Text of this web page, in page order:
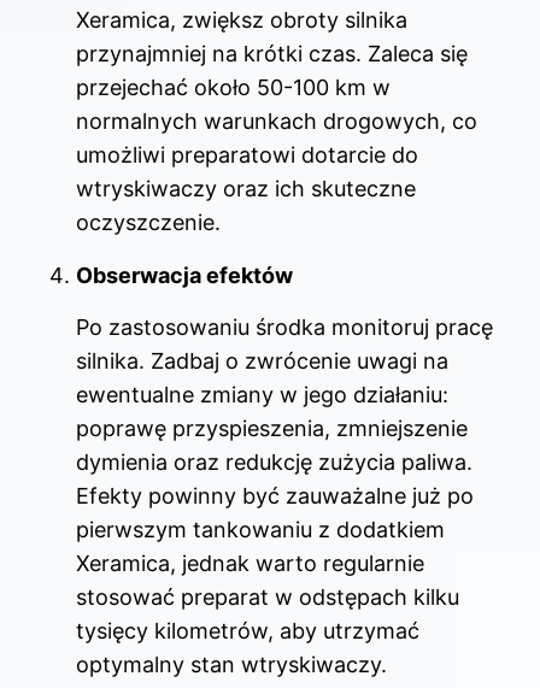
Xeramica, zwiększ obroty silnika
przynajmniej na krótki czas. Zaleca się
przejechać około 50-100 km w
normalnych warunkach drogowych, co
umożliwi preparatowi dotarcie do
wtryskiwaczy oraz ich skuteczne
oczyszczenie.
Obserwacja efektów
Po zastosowaniu środka monitoruj pracę
silnika. Zadbaj o zwrócenie uwagi na
ewentualne zmiany w jego działaniu:
poprawę przyspieszenia, zmniejszenie
dymienia oraz redukcję zużycia paliwa.
Efekty powinny być zauważalne już po
pierwszym tankowaniu z dodatkiem
Xeramica, jednak warto regularnie
stosować preparat w odstępach kilku
tysięcy kilometrów, aby utrzymać
optymalny stan wtryskiwaczy.